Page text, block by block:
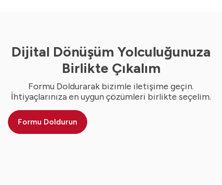
Dijital Dönüşüm Yolculuğunuza
Birlikte Çıkalım
Formu Doldurarak bizimle iletişime geçin.
İhtiyaçlarınıza en uygun çözümleri birlikte seçelim.
Formu Doldurun